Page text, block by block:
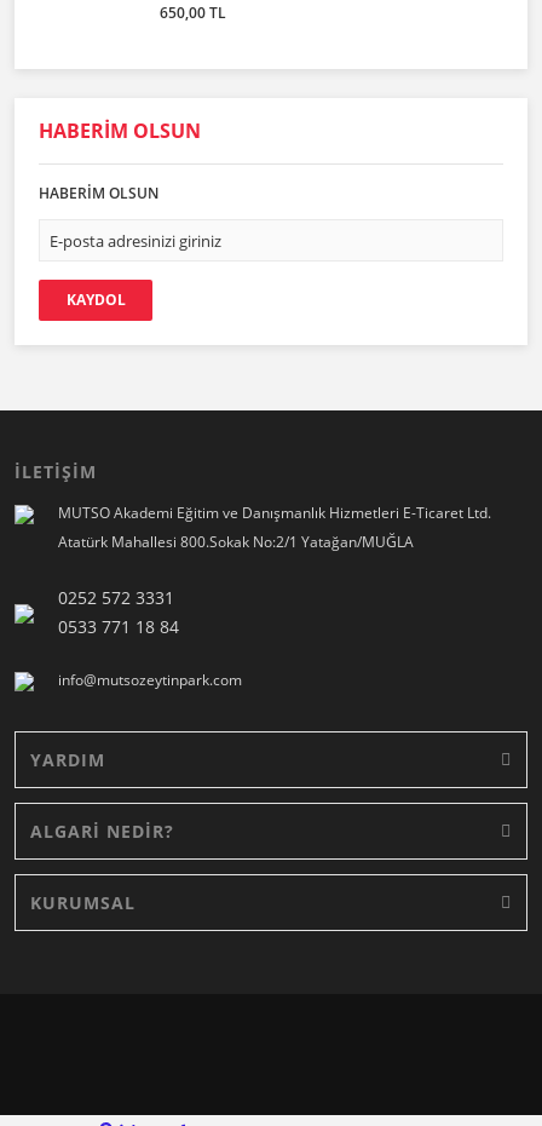
650,00 TL
HABERİM OLSUN
HABERİM OLSUN
KAYDOL
İLETİŞİM
MUTSO Akademi Eğitim ve Danışmanlık Hizmetleri E-Ticaret Ltd.
Atatürk Mahallesi 800.Sokak No:2/1 Yatağan/MUĞLA
0252 572 3331
0533 771 18 84
info@mutsozeytinpark.com
YARDIM
ALGARİ NEDİR?
KURUMSAL